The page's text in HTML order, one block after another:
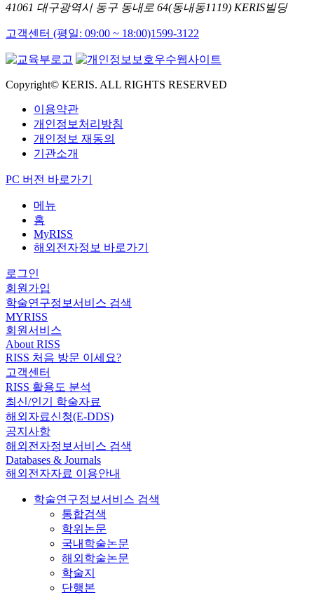
41061 대구광역시 동구 동내로 64(동내동1119) KERIS빌딩
고객센터 (평일: 09:00 ~ 18:00)1599-3122
Copyright© KERIS. ALL RIGHTS RESERVED
이용약관
개인정보처리방침
개인정보 재동의
기관소개
PC 버전 바로가기
메뉴
홈
MyRISS
해외전자정보 바로가기
로그인
회원가입
학술연구정보서비스 검색
MYRISS
회원서비스
About RISS
RISS 처음 방문 이세요?
고객센터
RISS 활용도 분석
최신/인기 학술자료
해외자료신청(E-DDS)
공지사항
해외전자정보서비스 검색
Databases & Journals
해외전자자료 이용안내
학술연구정보서비스 검색
통합검색
학위논문
국내학술논문
해외학술논문
학술지
단행본